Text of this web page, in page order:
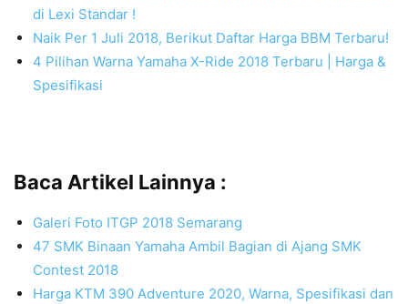
di Lexi Standar !
Naik Per 1 Juli 2018, Berikut Daftar Harga BBM Terbaru!
4 Pilihan Warna Yamaha X-Ride 2018 Terbaru | Harga &
Spesifikasi
Baca Artikel Lainnya :
Galeri Foto ITGP 2018 Semarang
47 SMK Binaan Yamaha Ambil Bagian di Ajang SMK
Contest 2018
Harga KTM 390 Adventure 2020, Warna, Spesifikasi dan